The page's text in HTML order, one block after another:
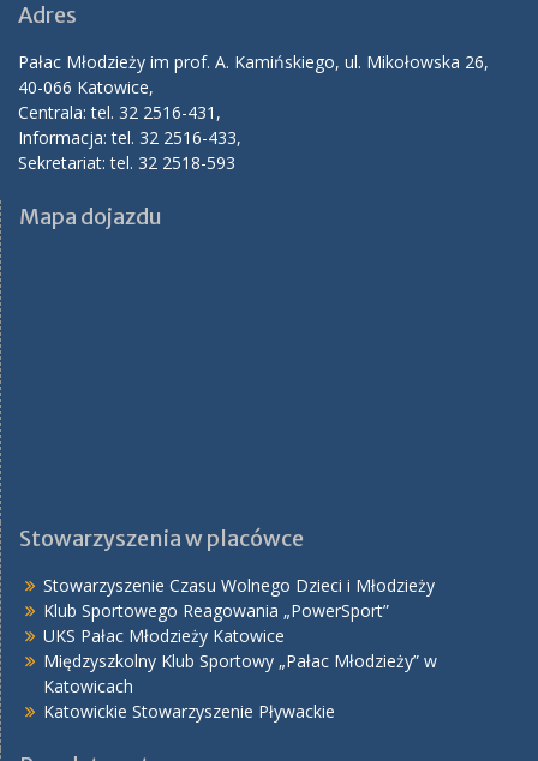
Adres
Pałac Młodzieży im prof. A. Kamińskiego, ul. Mikołowska 26,
40-066 Katowice,
Centrala: tel. 32 2516-431,
Informacja: tel. 32 2516-433,
Sekretariat: tel. 32 2518-593
Mapa dojazdu
Stowarzyszenia w placówce
Stowarzyszenie Czasu Wolnego Dzieci i Młodzieży
Klub Sportowego Reagowania „PowerSport”
UKS Pałac Młodzieży Katowice
Międzyszkolny Klub Sportowy „Pałac Młodzieży” w
Katowicach
Katowickie Stowarzyszenie Pływackie